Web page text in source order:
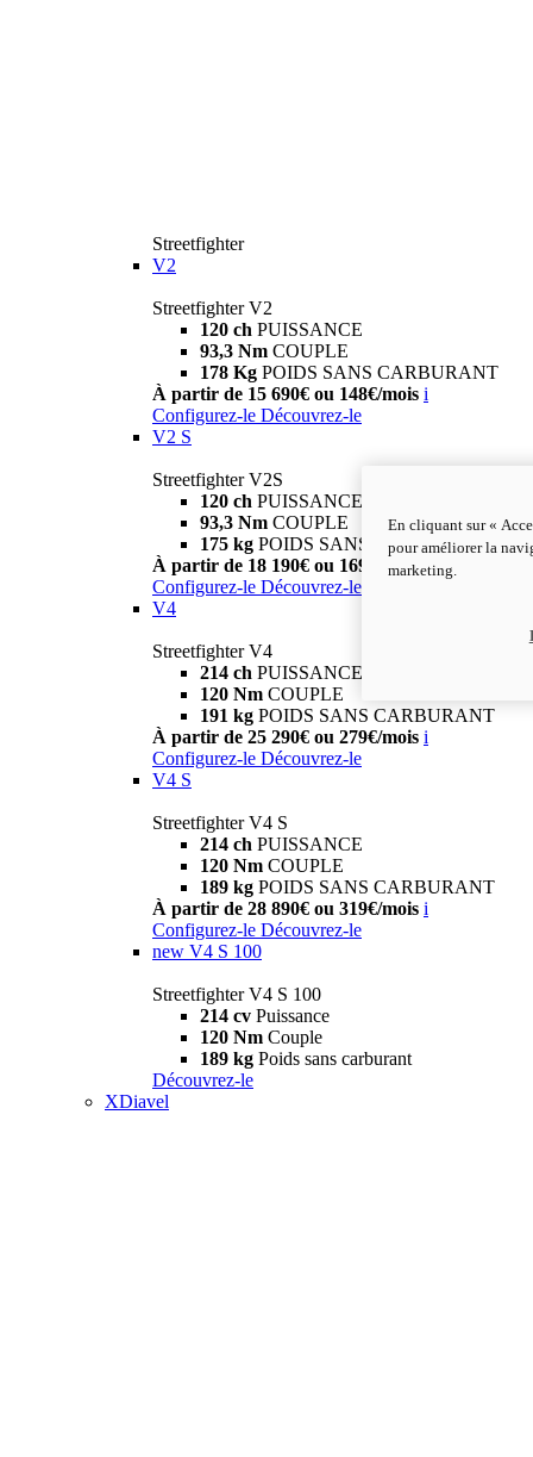
Streetfighter
V2
Streetfighter V2
120 ch PUISSANCE
93,3 Nm COUPLE
178 Kg POIDS SANS CARBURANT
À partir de 15 690€ ou 148€/mois i
Configurez-le Découvrez-le
V2 S
Streetfighter V2S
120 ch PUISSANCE
93,3 Nm COUPLE
175 kg POIDS SANS CARBURANT
À partir de 18 190€ ou 169€/mois i
Configurez-le Découvrez-le
V4
Streetfighter V4
214 ch PUISSANCE
120 Nm COUPLE
191 kg POIDS SANS CARBURANT
À partir de 25 290€ ou 279€/mois i
Configurez-le Découvrez-le
V4 S
Streetfighter V4 S
214 ch PUISSANCE
120 Nm COUPLE
189 kg POIDS SANS CARBURANT
À partir de 28 890€ ou 319€/mois i
Configurez-le Découvrez-le
new V4 S 100
Streetfighter V4 S 100
214 cv Puissance
120 Nm Couple
189 kg Poids sans carburant
Découvrez-le
XDiavel
En cliquant sur «
pour améliorer la
marketing.